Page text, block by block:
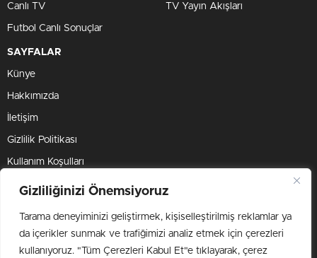
Gizliliğinizi Önemsiyoruz
Tarama deneyiminizi geliştirmek, kişiselleştirilmiş reklamlar ya
da içerikler sunmak ve trafiğimizi analiz etmek için çerezleri
kullanıyoruz. "Tüm Çerezleri Kabul Et"e tıklayarak, çerez
Canlı TV
Futbol Canlı Sonuçlar
TV Yayın Akışları
SAYFALAR
Künye
Hakkımızda
İletişim
Gizlilik Politikası
Kullanım Koşulları
Çerez Politikası